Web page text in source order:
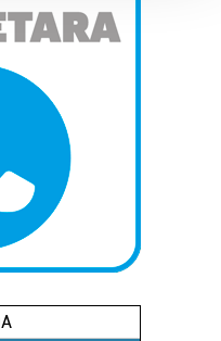
pertsonalak
besteak beste,
iragarki eta eduki
eta edukia
biltzeko eta
nork eta zertarako
eskatzen, eta beren
dira. Ikusi gure
zein helburutarako